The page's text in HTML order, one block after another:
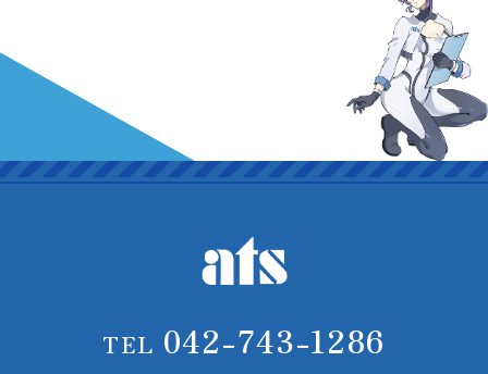
TEL 042-743-1286